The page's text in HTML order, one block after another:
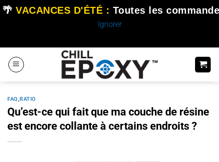
🌴 VACANCES D'ÉTÉ : Toutes les
Ignorer
au
contenu
FAQ,RATIO
Qu’est-ce qui fait que ma couche de résine
est encore collante à certains endroits ?